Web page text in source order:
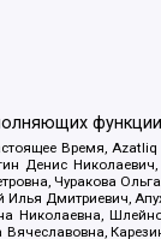
функции
Время,
Денис
Чуракова
Дмитриевич,
Николаевна,
Вячеславовна,